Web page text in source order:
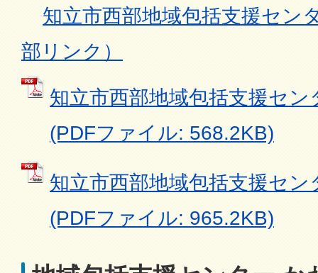
知立市西部地域包括支援セン
部リンク）
知立市西部地域包括支援セ
(PDFファイル: 568.2KB)
知立市西部地域包括支援セ
(PDFファイル: 965.2KB)